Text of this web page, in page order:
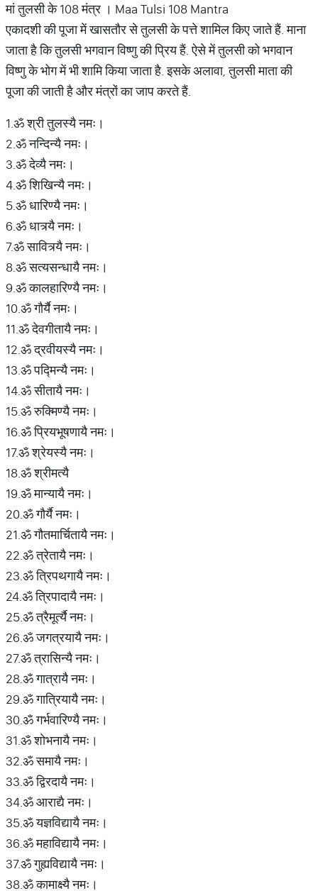
मां तुलसी के 108 मंत्र । Maa Tulsi 108 Mantra
एकादशी की पूजा में खासतौर से तुलसी के पत्ते शामिल किए जाते हैं. माना
जाता है कि तुलसी भगवान विष्णु की प्रिय हैं. ऐसे में तुलसी को भगवान
विष्णु के भोग में भी शामि किया जाता है. इसके अलावा, तुलसी माता की
पूजा की जाती है और मंत्रों का जाप करते हैं.
1.ॐ श्री तुलस्यै नमः।
2.ॐ नन्दिन्यै नमः।
3.ॐ देव्यै नमः।
4.ॐ शिखिन्यै नमः।
5.ॐ धारिण्यै नमः।
6.ॐ धात्र्यै नमः।
7.ॐ सावित्र्यै नमः।
8.ॐ सत्यसन्धायै नमः।
9.ॐ कालहारिण्यै नमः।
10.ॐ गौर्यै नमः।
11.ॐ देवगीतायै नमः।
12.ॐ द्रवीयस्यै नमः।
13.ॐ पद्मिन्यै नमः।
14.ॐ सीतायै नमः।
15.ॐ रुक्मिण्यै नमः।
16.ॐ प्रियभूषणायै नमः।
17.ॐ श्रेयस्यै नमः।
18.ॐ श्रीमत्यै
19.ॐ मान्यायै नमः।
20.ॐ गौर्यै नमः।
21.ॐ गौतमार्चितायै नमः।
22.ॐ त्रेतायै नमः।
23.ॐ त्रिपथगायै नमः।
24.ॐ त्रिपादायै नमः।
25.ॐ त्रैमूर्त्यै नमः।
26.ॐ जगत्रयायै नमः।
27.ॐ त्रासिन्यै नमः।
28.ॐ गात्रायै नमः।
29.ॐ गात्रियायै नमः।
30.ॐ गर्भवारिण्यै नमः।
31.ॐ शोभनायै नमः।
32.ॐ समायै नमः।
33.ॐ द्विरदायै नमः।
34.ॐ आराद्यै नमः।
35.ॐ यज्ञविद्यायै नमः।
36.ॐ महाविद्यायै नमः।
37.ॐ गुह्यविद्यायै नमः।
38.ॐ कामाक्ष्यै नमः।